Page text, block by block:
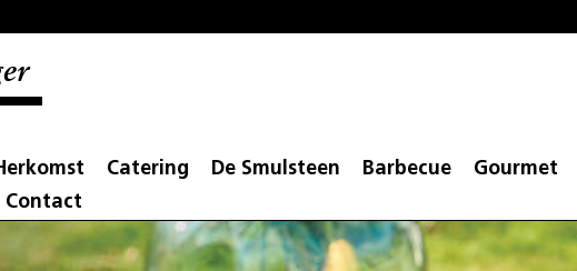
Catering De Smulsteen Barbecue Gourmet
Contact